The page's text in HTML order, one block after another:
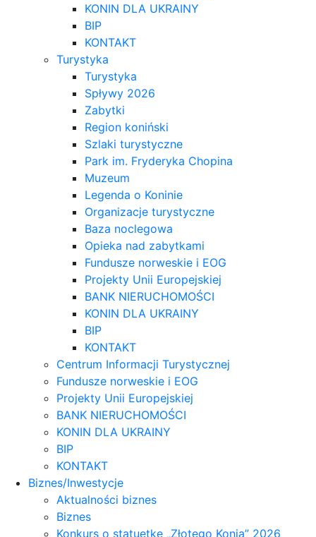
KONIN DLA UKRAINY
BIP
KONTAKT
Turystyka
Turystyka
Spływy 2026
Zabytki
Region koniński
Szlaki turystyczne
Park im. Fryderyka Chopina
Muzeum
Legenda o Koninie
Organizacje turystyczne
Baza noclegowa
Opieka nad zabytkami
Fundusze norweskie i EOG
Projekty Unii Europejskiej
BANK NIERUCHOMOŚCI
KONIN DLA UKRAINY
BIP
KONTAKT
Centrum Informacji Turystycznej
Fundusze norweskie i EOG
Projekty Unii Europejskiej
BANK NIERUCHOMOŚCI
KONIN DLA UKRAINY
BIP
KONTAKT
Biznes/Inwestycje
Aktualności biznes
Biznes
Konkurs o statuetkę „Złotego Konia” 2026